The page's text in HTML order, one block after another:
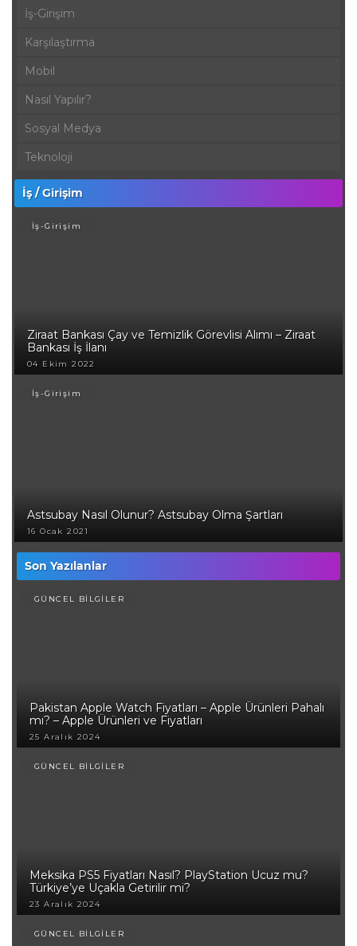
İş-Girişim
Karşılaştırma
Mobil
Nasıl Yapılır?
Sosyal Medya
Teknoloji
İş / Girişim
İş-Girişim
Ziraat Bankası Çay ve Temizlik Görevlisi Alımı – Ziraat
Bankası İş İlanı
04 Ekim 2022
İş-Girişim
Astsubay Nasıl Olunur? Astsubay Olma Şartları
16 Ocak 2021
Son Yazılanlar
GÜNCEL BİLGİLER
Pakistan Apple Watch Fiyatları – Apple Ürünleri Pahalı
mı? – Apple Ürünleri ve Fiyatları
25 Aralık 2024
GÜNCEL BİLGİLER
Meksika PS5 Fiyatları Nasıl? PlayStation Ucuz mu?
Türkiye’ye Uçakla Getirilir mi?
23 Aralık 2024
GÜNCEL BİLGİLER